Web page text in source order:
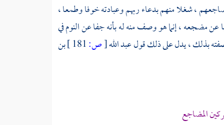
، شغلا منهم بدعاء ربهم وعبادته خوفا وطمعا ،
مضجعه ، إنما هو وصف منه له بأنه جفا عن النوم في
بذلك ، يدل على ذلك قولعبد الله[ص:
بن
المضاجع